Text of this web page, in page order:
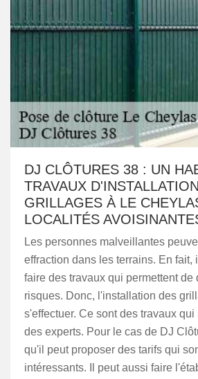
DJ CLÔTURES 38 : UN
TRAVAUX
GRILLAGES À LE
LOCALITÉS
Les personnes malveillantes
effraction dans les terrains. En fait,
faire des travaux qui permettent de
risques. Donc, l'installation des
s'effectuer. Ce sont des travaux qui
des experts. Pour le cas de DJ
qu'il peut proposer des tarifs qui
intéressants. Il peut aussi faire